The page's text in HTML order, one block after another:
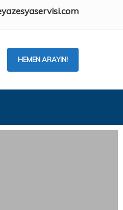
HEMEN ARAYIN!